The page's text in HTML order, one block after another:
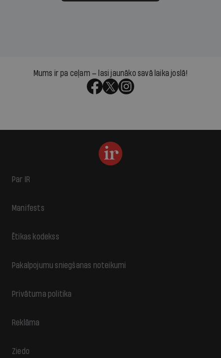
Mums ir pa ceļam — lasi jaunāko savā laika joslā!
Par IR
Manifests
Ētikas kodekss
Pakalpojumu sniegšanas noteikumi
Privātuma politika
Reklāma
Ziedo